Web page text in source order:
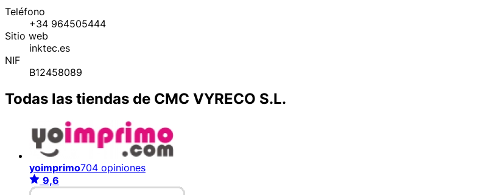
Teléfono
+34 964505444
Sitio web
inktec.es
NIF
B12458089
Todas las tiendas de CMC VYRECO S.L.
yoimprimo704 opiniones
9,6